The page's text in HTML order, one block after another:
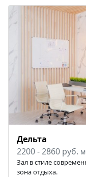
Дельта
2200 - 2860 руб.
Зал в стиле
зона отдыха.